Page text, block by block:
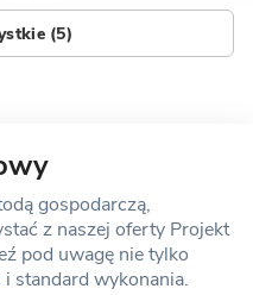
(5)
gospodarczą,
z naszej oferty Projekt
pod uwagę nie tylko
standard wykonania.